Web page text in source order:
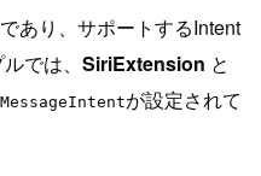
あり、サポートするIntent
では、 SiriExtension と
が設定されて